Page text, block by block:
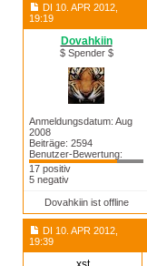
DI 10. APR 2012,
19:19
Dovahkiin
$ Spender $
Anmeldungsdatum: Aug
2008
Beiträge: 2594
Benutzer-Bewertung:
17 positiv
5 negativ
Dovahkiin ist offline
DI 10. APR 2012,
19:39